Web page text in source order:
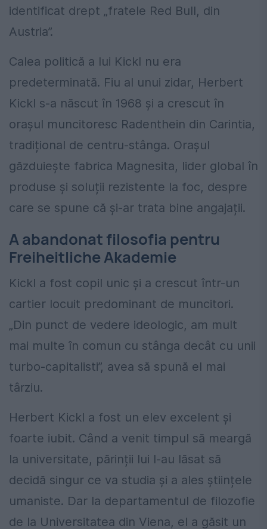
identificat drept „fratele Red Bull, din
Austria”.
Calea politică a lui Kickl nu era
predeterminată. Fiu al unui zidar, Herbert
Kickl s-a născut în 1968 și a crescut în
orașul muncitoresc Radenthein din Carintia,
tradițional de centru-stânga. Orașul
găzduiește fabrica Magnesita, lider global în
produse și soluții rezistente la foc, despre
care se spune că și-ar trata bine angajații.
A abandonat filosofia pentru
Freiheitliche Akademie
Kickl a fost copil unic și a crescut într-un
cartier locuit predominant de muncitori.
„Din punct de vedere ideologic, am mult
mai multe în comun cu stânga decât cu unii
turbo-capitalisti”, avea să spună el mai
târziu.
Herbert Kickl a fost un elev excelent și
foarte iubit. Când a venit timpul să meargă
la universitate, părinții lui l-au lăsat să
decidă singur ce va studia și a ales științele
umaniste. Dar la departamentul de filozofie
de la Universitatea din Viena, el a găsit un